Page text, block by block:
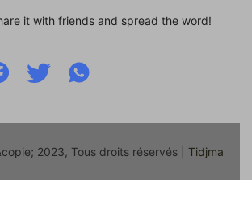
it with friends and spread the word!
2023, Tous droits réservés | Tidjma